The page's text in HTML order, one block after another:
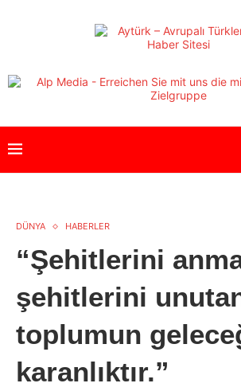
DÜNYA HABERLER
“Şehitlerini
şehitlerini
toplumun
karanlıktır.”